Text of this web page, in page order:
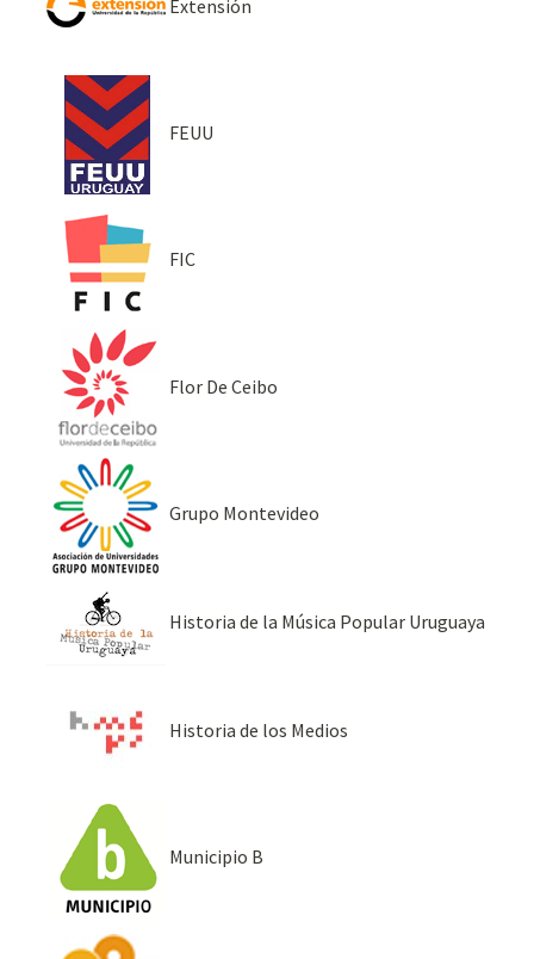
Extensión
FEUU
FIC
Flor De Ceibo
Grupo Montevideo
Historia de la Música Popular Uruguaya
Historia de los Medios
Municipio B